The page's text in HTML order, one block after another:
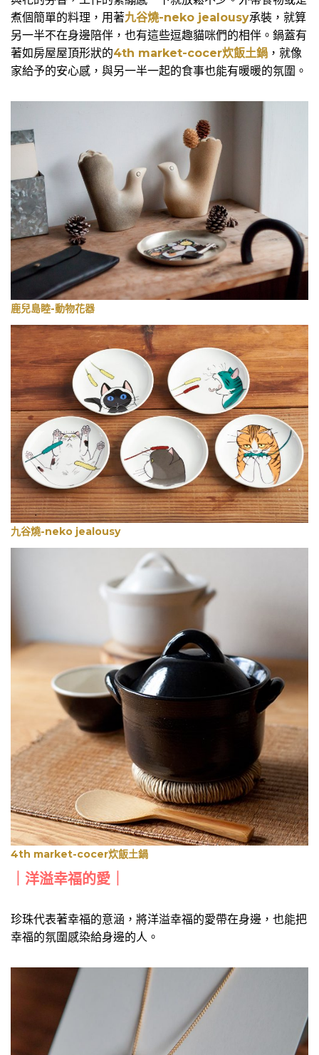
煮個簡單的料理，用著九谷燒-neko jealousy承裝，就算
另一半不在身邊陪伴，也有這些逗趣貓咪們的相伴。鍋蓋有
著如房屋屋頂形狀的4th market-cocer炊飯土鍋 ，就像
家給予的安心感，與另一半一起的食事也能有暖暖的氛圍。
鹿兒島睦-動物花器
九谷燒-neko jealousy
4th market-cocer炊飯土鍋
｜洋溢幸福的愛｜
珍珠代表著幸福的意涵，將洋溢幸福的愛帶在身邊，也能把
幸福的氛圍感染給身邊的人。